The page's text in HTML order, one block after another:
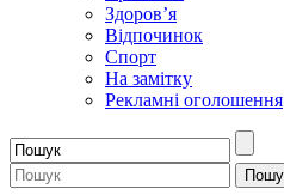
Здоров’я
Відпочинок
Спорт
На замітку
Рекламні оголошення